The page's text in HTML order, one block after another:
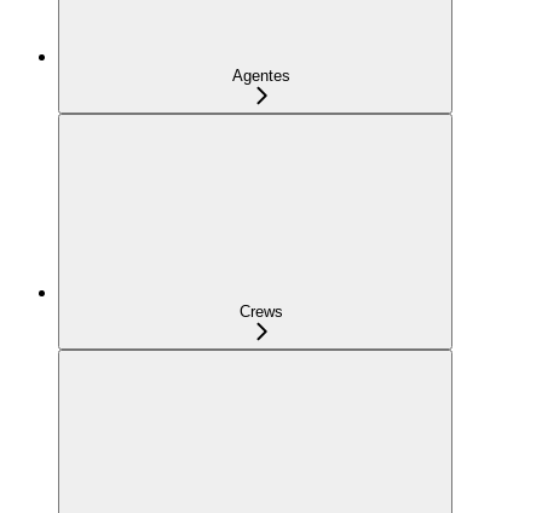
Agentes
Crews